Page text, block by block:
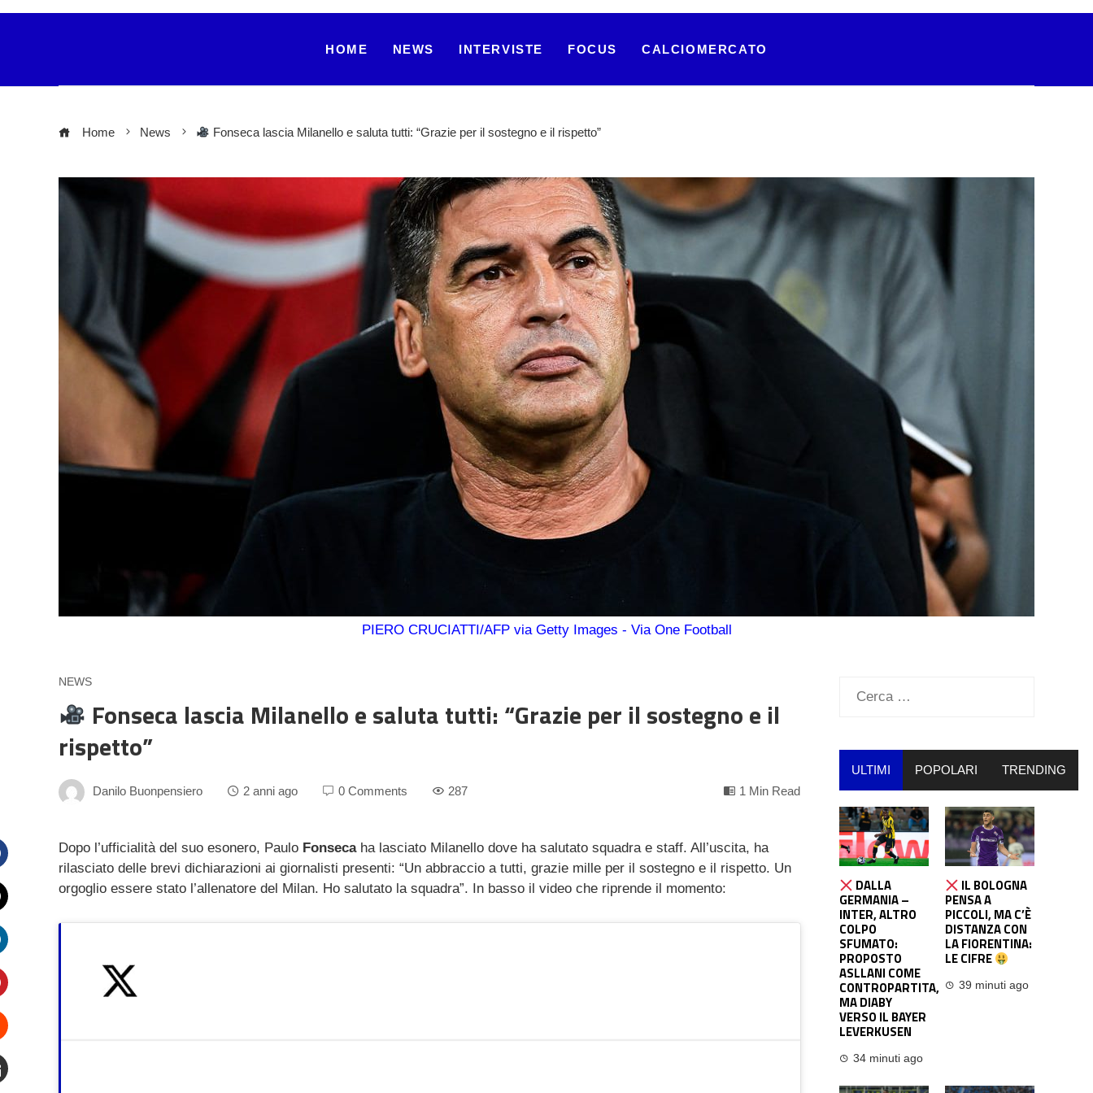
HOME NEWS INTERVISTE FOCUS CALCIOMERCATO
Home News Fonseca lascia Milanello e saluta tutti: “Grazie per il sostegno e il rispetto”
PIERO CRUCIATTI/AFP via Getty Images - Via One Football
NEWS
Fonseca lascia Milanello e saluta tutti: “Grazie per il sostegno e il
rispetto”
Danilo Buonpensiero 2 anni ago 0 Comments 287 1 Min Read
Dopo l’ufficialità del suo esonero, Paulo Fonsecaha lasciato Milanello dove ha salutato squadra e staff. All’uscita, ha
rilasciato delle brevi dichiarazioni ai giornalisti presenti: “Un abbraccio a tutti, grazie mille per il sostegno e il rispetto. Un
orgoglio essere stato l’allenatore del Milan. Ho salutato la squadra”. In basso il video che riprende il momento:
Ricerca
ULTIMI POPOLARI TRENDING
DALLA
GERMANIA –
INTER, ALTRO
COLPO
SFUMATO:
PROPOSTO
ASLLANI COME
CONTROPARTITA,
MA DIABY
VERSO IL BAYER
LEVERKUSEN
34 minuti ago
IL BOLOGNA
PENSA A
PICCOLI, MA C’È
DISTANZA CON
LA FIORENTINA:
LE CIFRE
39 minuti ago